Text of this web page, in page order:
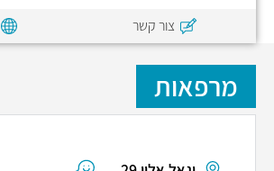
צור קשר
מרפאות